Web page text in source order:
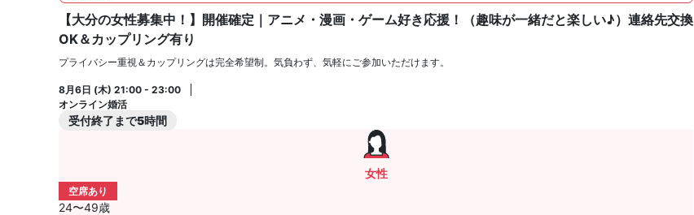
【大分の女性募集中！】開催確定｜アニメ・漫画・ゲーム好き応援！（趣味が一緒だと楽しい♪）連絡先交換
OK＆カップリング有り
プライバシー重視＆カップリングは完全希望制。気負わず、気軽にご参加いただけます。
8月6日 (木) 21:00 - 23:00
オンライン婚活
受付終了まで5時間
女性
空席あり
24〜49歳